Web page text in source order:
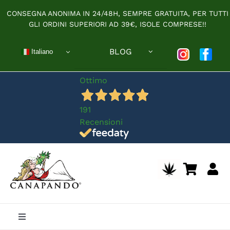
contenuto
CONSEGNA ANONIMA IN 24/48H, SEMPRE GRATUITA, PER TUTTI
GLI ORDINI SUPERIORI AD 39€, ISOLE COMPRESE!!
Italiano BLOG
Ottimo
191
Recensioni
Toggle